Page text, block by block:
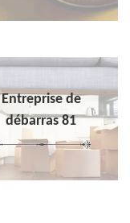
Entreprise de
débarras 81